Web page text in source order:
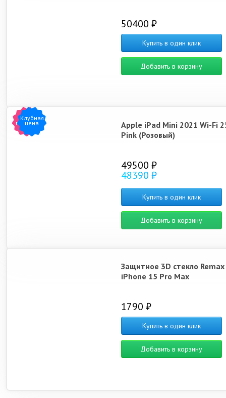
50400 ₽
Купить в один клик
Добавить в корзину
Хит
продаж
Клубная
цена
Apple iPad Mini 2021 Wi-Fi
Pink (Розовый)
49500 ₽
48390 ₽
Купить в один клик
Добавить в корзину
Защитное 3D стекло Remax
iPhone 15 Pro Max
1790 ₽
Купить в один клик
Добавить в корзину